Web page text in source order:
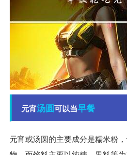
元宵汤圆可以当早餐
元宵或汤圆的主要成分是糯米粉